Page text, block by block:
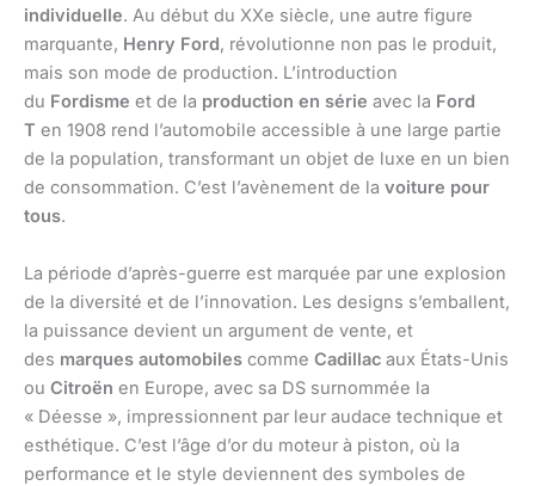
individuelle. Au début du XXe siècle, une autre figure
marquante, Henry Ford, révolutionne non pas le produit,
mais son mode de production. L’introduction
du Fordisme et de la production en série avec la Ford
T en 1908 rend l’automobile accessible à une large partie
de la population, transformant un objet de luxe en un bien
de consommation. C’est l’avènement de la voiture pour
tous.
La période d’après-guerre est marquée par une explosion
de la diversité et de l’innovation. Les designs s’emballent,
la puissance devient un argument de vente, et
des marques automobiles comme Cadillac aux États-Unis
ou Citroën en Europe, avec sa DS surnommée la
« Déesse », impressionnent par leur audace technique et
esthétique. C’est l’âge d’or du moteur à piston, où la
performance et le style deviennent des symboles de